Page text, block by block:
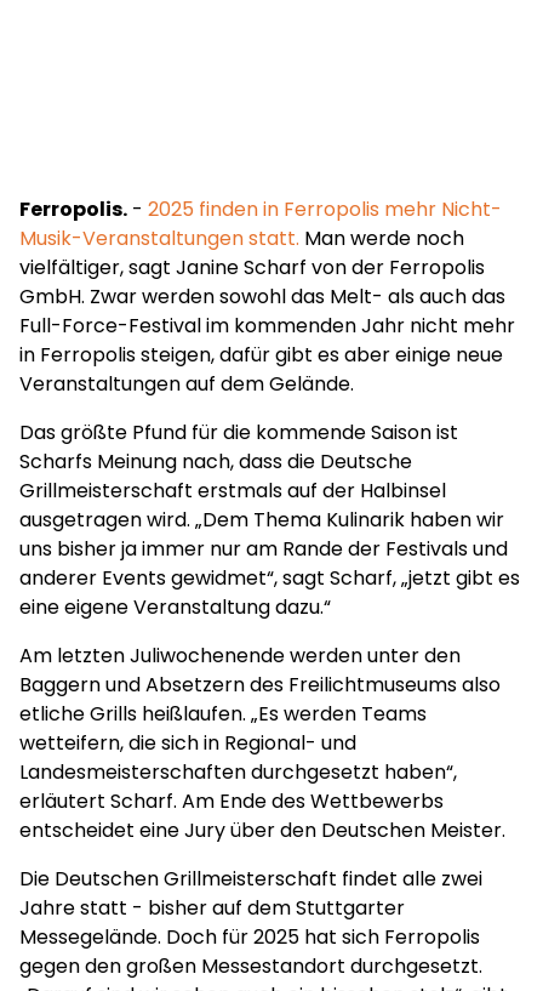
Ferropolis. - 2025 finden in Ferropolis mehr Nicht-
Musik-Veranstaltungen statt. Man werde noch
vielfältiger, sagt Janine Scharf von der Ferropolis
GmbH. Zwar werden sowohl das Melt- als auch das
Full-Force-Festival im kommenden Jahr nicht mehr
in Ferropolis steigen, dafür gibt es aber einige neue
Veranstaltungen auf dem Gelände.
Das größte Pfund für die kommende Saison ist
Scharfs Meinung nach, dass die Deutsche
Grillmeisterschaft erstmals auf der Halbinsel
ausgetragen wird. „Dem Thema Kulinarik haben wir
uns bisher ja immer nur am Rande der Festivals und
anderer Events gewidmet“, sagt Scharf, „jetzt gibt es
eine eigene Veranstaltung dazu.“
Am letzten Juliwochenende werden unter den
Baggern und Absetzern des Freilichtmuseums also
etliche Grills heißlaufen. „Es werden Teams
wetteifern, die sich in Regional- und
Landesmeisterschaften durchgesetzt haben“,
erläutert Scharf. Am Ende des Wettbewerbs
entscheidet eine Jury über den Deutschen Meister.
Die Deutschen Grillmeisterschaft findet alle zwei
Jahre statt - bisher auf dem Stuttgarter
Messegelände. Doch für 2025 hat sich Ferropolis
gegen den großen Messestandort durchgesetzt.